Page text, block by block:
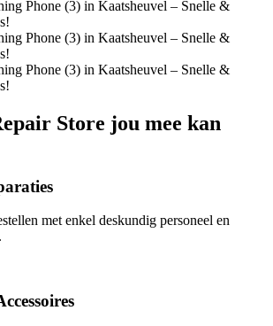
Store jou mee kan
met enkel deskundig personeel en